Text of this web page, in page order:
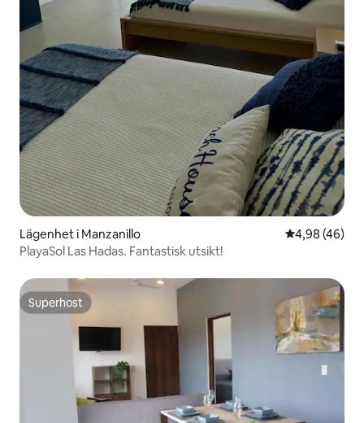
Lägenhet i Manzanillo 4,98 av 5 i
4,98 (46)
PlayaSol Las Hadas. Fantastisk utsikt!
Superhost
Superhost